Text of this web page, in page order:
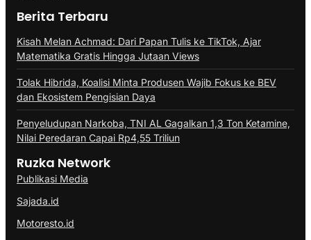
Berita Terbaru
Kisah Melan Achmad: Dari Papan Tulis ke TikTok, Ajar
Matematika Gratis Hingga Jutaan Views
Tolak Hibrida, Koalisi Minta Produsen Wajib Fokus ke BEV
dan Ekosistem Pengisian Daya
Penyeludupan Narkoba, TNI AL Gagalkan 1,3 Ton Ketamine,
Nilai Peredaran Capai Rp4,55 Triliun
Ruzka Network
Publikasi Media
Sajada.id
Motoresto.id